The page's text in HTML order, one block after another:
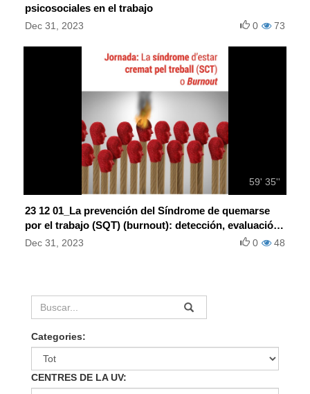
psicosociales en el trabajo
Dec 31, 2023 73
0
59' 35''
23 12 01_La prevención del Síndrome de quemarse
por el trabajo (SQT) (burnout): detección, evaluación
e intervención
Dec 31, 2023 48
0
Categories:
CENTRES DE LA UV: